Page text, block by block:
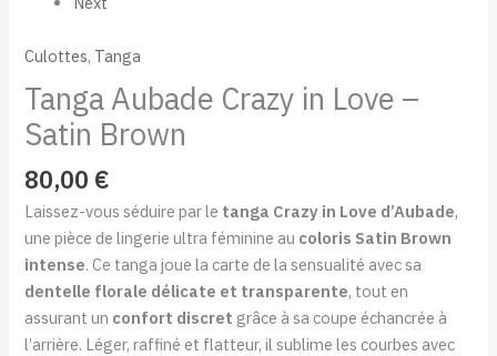
Culottes, Tanga
Tanga Aubade Crazy in Love –
Satin Brown
80,00 €
Laissez-vous séduire par le tanga Crazy in Love d’Aubade,
une pièce de lingerie ultra féminine au coloris Satin Brown
intense. Ce tanga joue la carte de la sensualité avec sa
dentelle florale délicate et transparente, tout en
assurant un confort discret grâce à sa coupe échancrée à
l’arrière. Léger, raffiné et flatteur, il sublime les courbes avec